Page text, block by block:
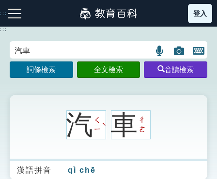
到
主
:::
注音索引圖示 筆畫索引圖示 部首索引表圖示
生字詞彙表
登入
:::
語
言
搜
圖
片
搜
開
鍵
圖
詞條檢索 全文檢索 音讀檢索
汽ㄑ
ㄧ
ˋ 車ㄔ
ㄜ
漢語拼音 qì chē